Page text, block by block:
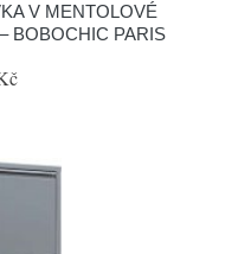
V MENTOLOVÉ
BOBOCHIC PARIS